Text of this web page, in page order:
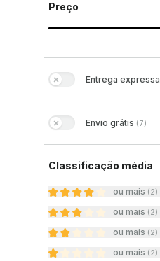
Preço
Entrega expressa
Envio grátis (7)
Classificação média
ou mais (2)
ou mais (2)
ou mais (2)
ou mais (2)